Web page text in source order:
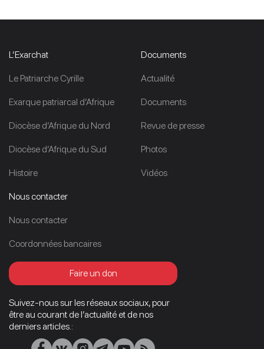
L’Exarchat
Le Patriarche Cyrille
Exarque patriarcal d’Afrique
Diocèse d’Afrique du Nord
Diocèse d’Afrique du Sud
Histoire
Documents
Actualité
Documents
Revue de presse
Photos
Vidéos
Nous contacter
Nous contacter
Coordonnées bancaires
Faire un don
Suivez-nous sur les réseaux sociaux, pour
être au courant de l’actualité et de nos
derniers articles.: